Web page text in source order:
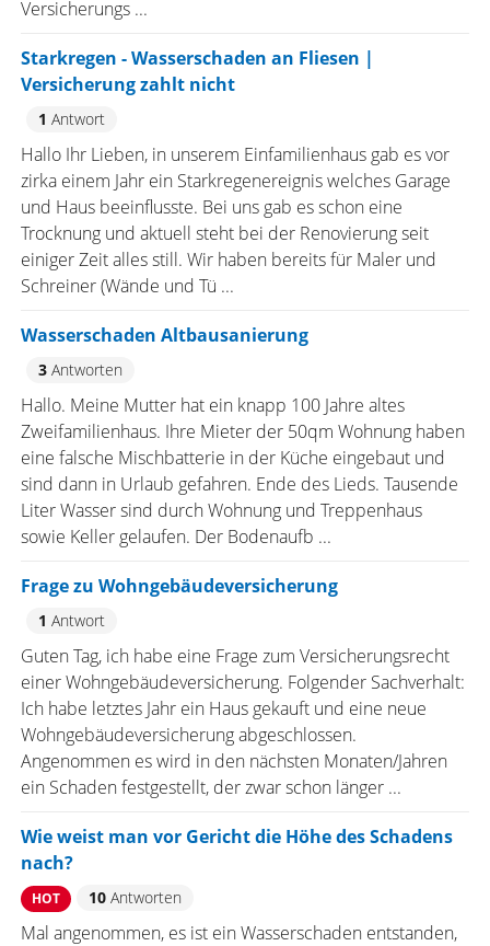
Versicherungs ...
Starkregen - Wasserschaden an Fliesen |
Versicherung zahlt nicht
1 Antwort
Hallo Ihr Lieben, in unserem Einfamilienhaus gab es vor
zirka einem Jahr ein Starkregenereignis welches Garage
und Haus beeinflusste. Bei uns gab es schon eine
Trocknung und aktuell steht bei der Renovierung seit
einiger Zeit alles still. Wir haben bereits für Maler und
Schreiner (Wände und Tü ...
Wasserschaden Altbausanierung
3Antworten
Hallo. Meine Mutter hat ein knapp 100 Jahre altes
Zweifamilienhaus. Ihre Mieter der 50qm Wohnung haben
eine falsche Mischbatterie in der Küche eingebaut und
sind dann in Urlaub gefahren. Ende des Lieds. Tausende
Liter Wasser sind durch Wohnung und Treppenhaus
sowie Keller gelaufen. Der Bodenaufb ...
Frage zu Wohngebäudeversicherung
1 Antwort
Guten Tag, ich habe eine Frage zum Versicherungsrecht
einer Wohngebäudeversicherung. Folgender Sachverhalt:
Ich habe letztes Jahr ein Haus gekauft und eine neue
Wohngebäudeversicherung abgeschlossen.
Angenommen es wird in den nächsten Monaten/Jahren
ein Schaden festgestellt, der zwar schon länger ...
Wie weist man vor Gericht die Höhe des Schadens
nach?
HOT 10Antworten
Mal angenommen, es ist ein Wasserschaden entstanden,